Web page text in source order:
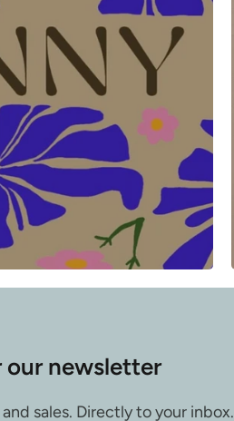
our newsletter
sales. Directly to your inbox.